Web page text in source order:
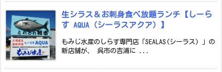
生シラス＆お刺身食べ放題ランチ【しーら
す AQUA（シーラスアクア）】
もみじ水産のしらす専門店「SEALAS(シーラス) 」の
新店舗が、 呉市の吉浦に ...